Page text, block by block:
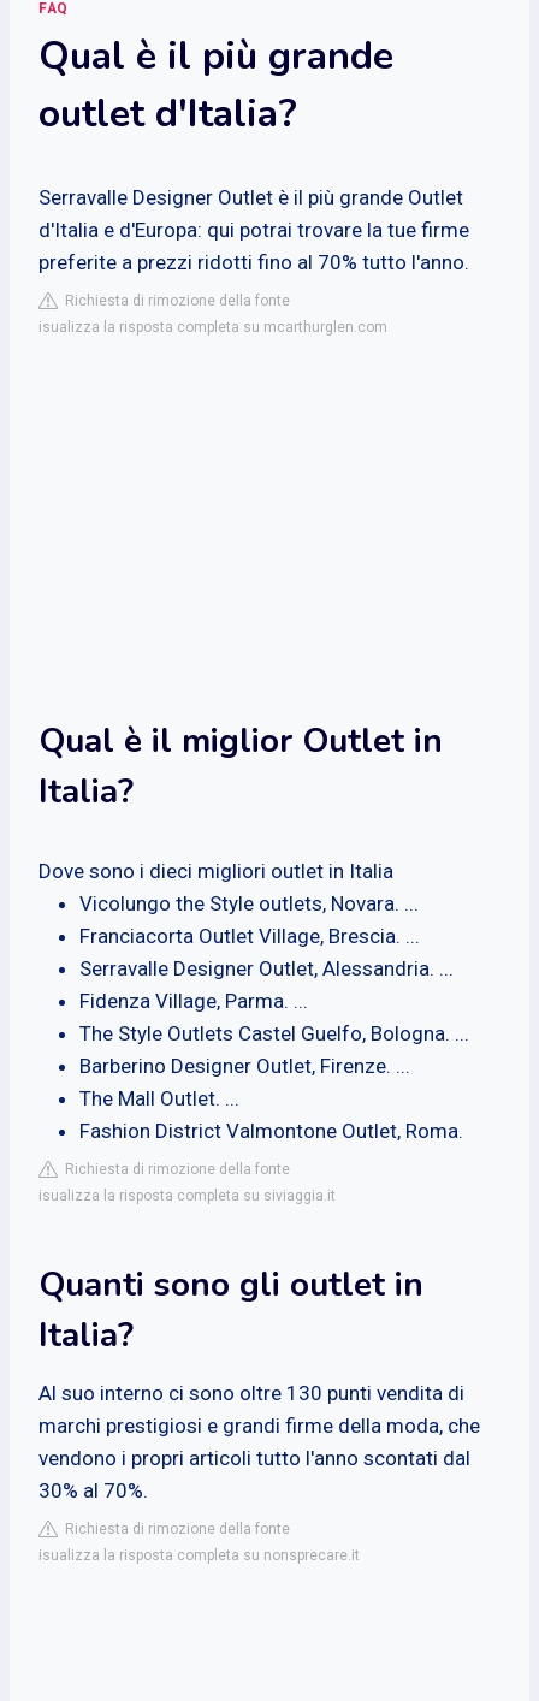
FAQ
Qual è il più grande
outlet d'Italia?
Serravalle Designer Outlet è il più grande Outlet
d'Italia e d'Europa: qui potrai trovare la tue firme
preferite a prezzi ridotti fino al 70% tutto l'anno.
Richiesta di rimozione della fonte
isualizza la risposta completa su mcarthurglen.com
Qual è il miglior Outlet in
Italia?
Dove sono i dieci migliori outlet in Italia
Vicolungo the Style outlets, Novara. ...
Franciacorta Outlet Village, Brescia. ...
Serravalle Designer Outlet, Alessandria. ...
Fidenza Village, Parma. ...
The Style Outlets Castel Guelfo, Bologna. ...
Barberino Designer Outlet, Firenze. ...
The Mall Outlet. ...
Fashion District Valmontone Outlet, Roma.
Richiesta di rimozione della fonte
isualizza la risposta completa su siviaggia.it
Quanti sono gli outlet in
Italia?
Al suo interno ci sono oltre 130 punti vendita di
marchi prestigiosi e grandi firme della moda, che
vendono i propri articoli tutto l'anno scontati dal
30% al 70%.
Richiesta di rimozione della fonte
isualizza la risposta completa su nonsprecare.it